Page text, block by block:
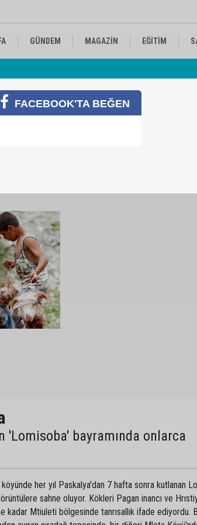
GÜNDEM MAGAZİN EĞİTİM
'Lomisoba' bayramında onlarca
her yıl Paskalya'dan 7 hafta sonra kutlanan
sahne oluyor. Kökleri Pagan inancı ve
kadar Mtiuleti bölgesinde tanrısallık ifade ediyordu.
FACEBOOK'TA BEĞEN